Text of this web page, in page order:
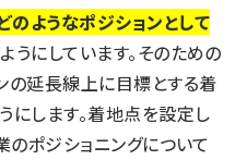
のようなポジションとして
ようにしています。そのための
の延長線上に目標とする着
にします。着地点を設定し
のポジショニングについて